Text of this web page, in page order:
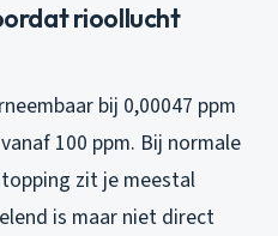
rioollucht
bij 0,00047 ppm
100 ppm. Bij normale
zit je meestal
is maar niet direct